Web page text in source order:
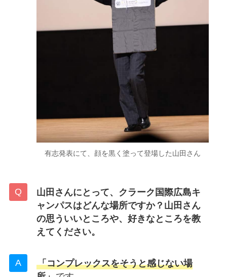
有志発表にて、顔を黒く塗って登場した山田さん
山田さんにとって、クラーク国際広島キ
ャンパスはどんな場所ですか？山田さん
の思ういいところや、好きなところを教
えてください。
「コンプレックスをそうと感じない場